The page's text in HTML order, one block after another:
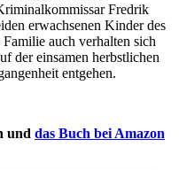
Fredrik
erwachsenen Kinder des
auch verhalten sich
der einsamen herbstlichen
entgehen.
und das Buch bei Amazon